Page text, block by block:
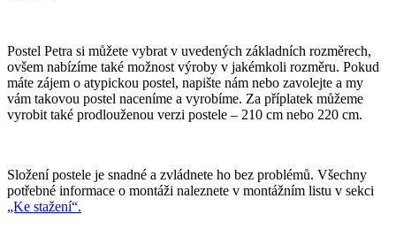
Postel Petra si můžete vybrat v uvedených základních rozměrech,
ovšem nabízíme také možnost výroby v jakémkoli rozměru. Pokud
máte zájem o atypickou postel, napište nám nebo zavolejte a my
vám takovou postel naceníme a vyrobíme. Za příplatek můžeme
vyrobit také prodlouženou verzi postele – 210 cm nebo 220 cm.
Složení postele je snadné a zvládnete ho bez problémů. Všechny
potřebné informace o montáži naleznete v montážním listu v sekci
„Ke stažení“.